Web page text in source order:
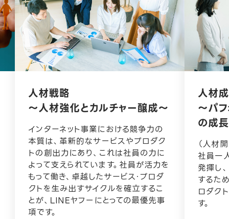
人材戦略
～人材強化とカルチャー醸成～
インターネット事業における競争力の
本質は、革新的なサービスやプロダク
トの創出力にあり、これは社員の力に
よって支えられています。社員が活力を
もって働き、卓越したサービス・プロダ
クトを生み出すサイクルを確立するこ
とが、LINEヤフーにとっての最優先事
項です。
人材
～パ
の成
（人材
社員⼀
発揮し
するた
ロダク
す。